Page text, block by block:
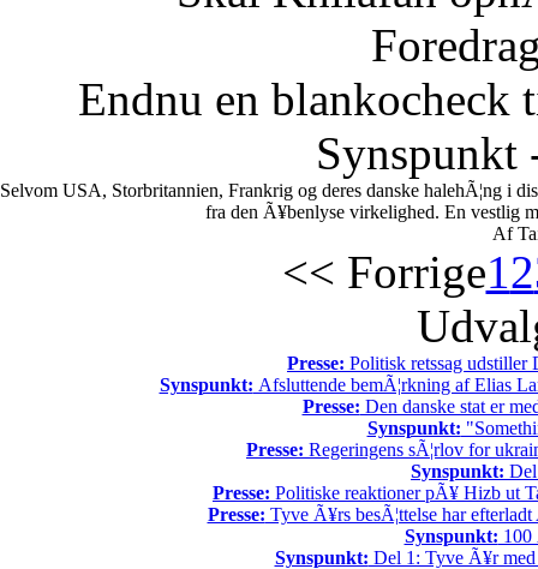
Endnu en blankocheck
Synspunkt
Selvom USA, Storbritannien, Frankrig og deres danske halehÃ¦ng i
fra den Ã¥benlyse virkelighed. En vestlig
Af
<< Forrige12
Presse: Politisk retssag udstiller
Synspunkt: Afsluttende bemÃ¦rkning af Elias
Presse: Den danske stat er
Synspunkt:
Presse: Regeringens sÃ¦rlov for
Synspunkt:
Presse: Politiske reaktioner pÃ¥ Hizb ut
Presse: Tyve Ã¥rs besÃ¦ttelse har
Synspunkt: 100
Synspunkt: Del 1: Tyve Ã¥r med